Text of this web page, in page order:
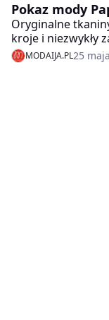
Pokaz mody
Oryginalne
kroje i niezwykły
Warszawie odbył
autorstwa duetu
MODAIJA.PL25